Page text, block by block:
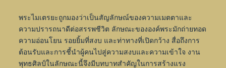
พระไมเตรยะถูกมองว่าเป็นสัญลักษณ์ของความเมตตาและ
ความปรารถนาดีต่อสรรพชีวิต ลักษณะขององค์พระมักถ่ายทอด
ความอ่อนโยน รอยยิ้มที่สงบ และท่าทางที่เปิดกว้าง สื่อถึงการ
ต้อนรับและการชี้นำผู้คนไปสู่ความสงบและความเข้าใจ งาน
พุทธศิลป์ในลักษณะนี้จึงมีบทบาทสำคัญในการสร้างแรง